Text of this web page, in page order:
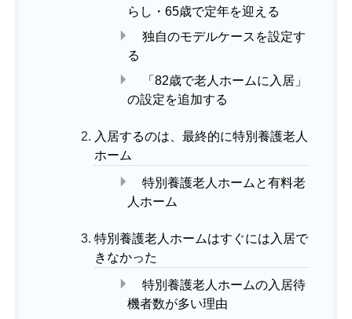
らし・65歳で定年を迎える
独自のモデルケースを設定す
る
「82歳で老人ホームに入居」
の設定を追加する
入居するのは、最終的に特別養護老人
ホーム
特別養護老人ホームと有料老
人ホーム
特別養護老人ホームはすぐには入居で
きなかった
特別養護老人ホームの入居待
機者数が多い理由